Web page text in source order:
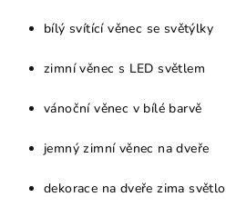
bílý svítící věnec se světýlky
zimní věnec s LED světlem
vánoční věnec v bílé barvě
jemný zimní věnec na dveře
dekorace na dveře zima světlo